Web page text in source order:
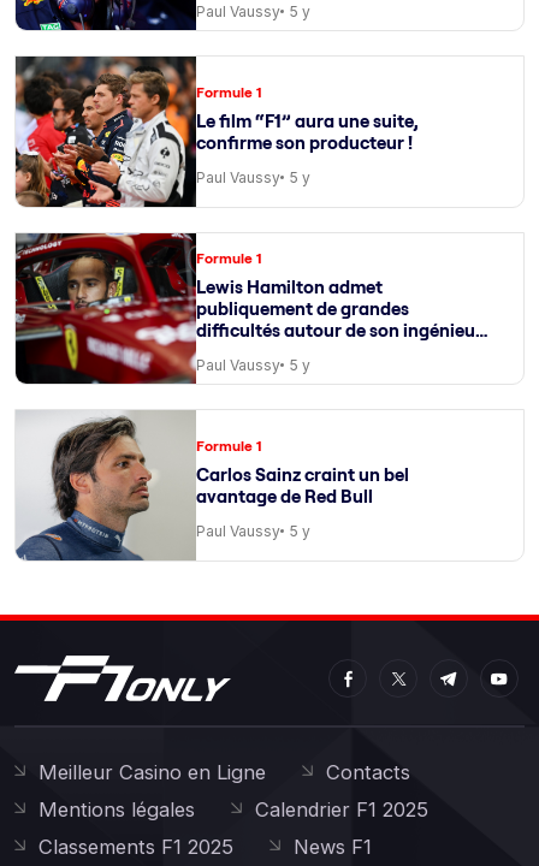
Paul Vaussy 5 y
Formule 1
Le film “F1” aura une suite,
confirme son producteur !
Paul Vaussy 5 y
Formule 1
Lewis Hamilton admet
publiquement de grandes
difficultés autour de son ingénieur
Paul Vaussy 5 y
Formule 1
Carlos Sainz craint un bel
avantage de Red Bull
Paul Vaussy 5 y
Meilleur Casino en Ligne
Contacts
Mentions légales
Calendrier F1 2025
Classements F1 2025
News F1